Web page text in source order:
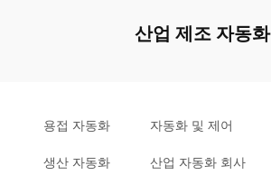
산업 제조 자동화
용접 자동화 자동화 및 제어
생산 자동화 산업 자동화 회사